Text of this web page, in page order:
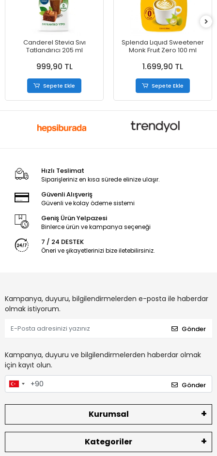
Canderel Stevia Sıvı
Tatlandırıcı 205 ml
999,90 TL
Sepete Ekle
Splenda Lıquıd Sweetener
Monk Fruıt Zero 100 ml
1.699,90 TL
Sepete Ekle
Hızlı Teslimat
Siparişleriniz en kısa sürede elinize ulaşır.
Güvenli Alışveriş
Güvenli ve kolay ödeme sistemi
Geniş Ürün Yelpazesi
Binlerce ürün ve kampanya seçeneği
7 / 24 DESTEK
Öneri ve şikayetlerinizi bize iletebilirsiniz.
Kampanya, duyuru, bilgilendirmelerden e-posta ile haberdar
olmak istiyorum.
Gönder
Kampanya, duyuru ve bilgilendirmelerden haberdar olmak
için kayıt olun.
Gönder
Kurumsal
Kategoriler